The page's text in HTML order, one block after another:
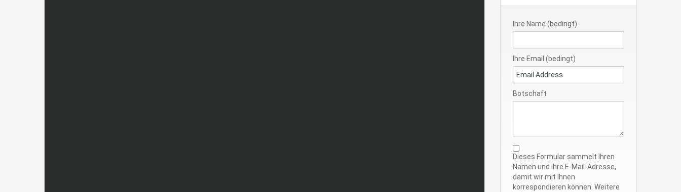
Ihre Name (bedingt)
Ihre Email (bedingt)
Botschaft
Dieses Formular sammelt Ihren
Namen und Ihre E-Mail-Adresse,
damit wir mit Ihnen
korrespondieren können. Weitere